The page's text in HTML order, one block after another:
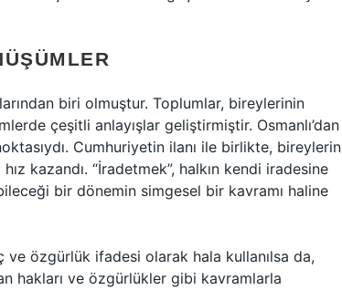
biri olmuştur. Toplumlar, bireylerinin
çeşitli anlayışlar geliştirmiştir. Osmanlı’dan
Cumhuriyetin ilanı ile birlikte, bireylerin
kazandı. “İradetmek”, halkın kendi iradesine
bir dönemin simgesel bir kavramı haline
özgürlük ifadesi olarak hala kullanılsa da,
hakları ve özgürlükler gibi kavramlarla